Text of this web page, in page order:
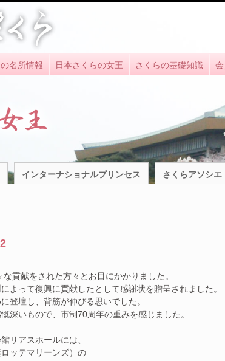
名所情報 日本さくらの女王 さくらの基礎知識
インターナショナルプリンセス さくらアソシエ
貢献をされた方々とお目にかかりました。
よって復興に貢献したとして感謝状を贈呈されました。
登壇し、背筋が伸びる思いでした。
深いもので、市制70周年の重みを感じました。
リアスホールには、
ッテマリーンズ）の